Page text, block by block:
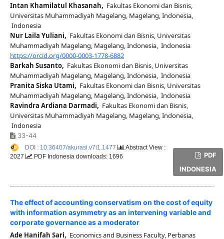
Intan Khamilatul Khasanah, Fakultas Ekonomi dan Bisnis,
Universitas Muhammadiyah Magelang, Magelang, Indonesia,
Indonesia
Nur Laila Yuliani, Fakultas Ekonomi dan Bisnis, Universitas
Muhammadiyah Magelang, Magelang, Indonesia, Indonesia
https://orcid.org/0000-0003-1778-6882
Barkah Susanto, Fakultas Ekonomi dan Bisnis, Universitas
Muhammadiyah Magelang, Magelang, Indonesia, Indonesia
Pranita Siska Utami, Fakultas Ekonomi dan Bisnis, Universitas
Muhammadiyah Magelang, Magelang, Indonesia, Indonesia
Ravindra Ardiana Darmadi, Fakultas Ekonomi dan Bisnis,
Universitas Muhammadiyah Magelang, Magelang, Indonesia,
Indonesia
33-44
PDF
INDONESIA
DOI : 10.36407/akurasi.v7i1.1477
Abstract View :
2027
PDF Indonesia downloads: 1696
The effect of accounting conservatism on the cost of equity
with information asymmetry as an intervening variable and
corporate governance as a moderator
Ade Hanifah Sari, Economics and Business Faculty, Perbanas